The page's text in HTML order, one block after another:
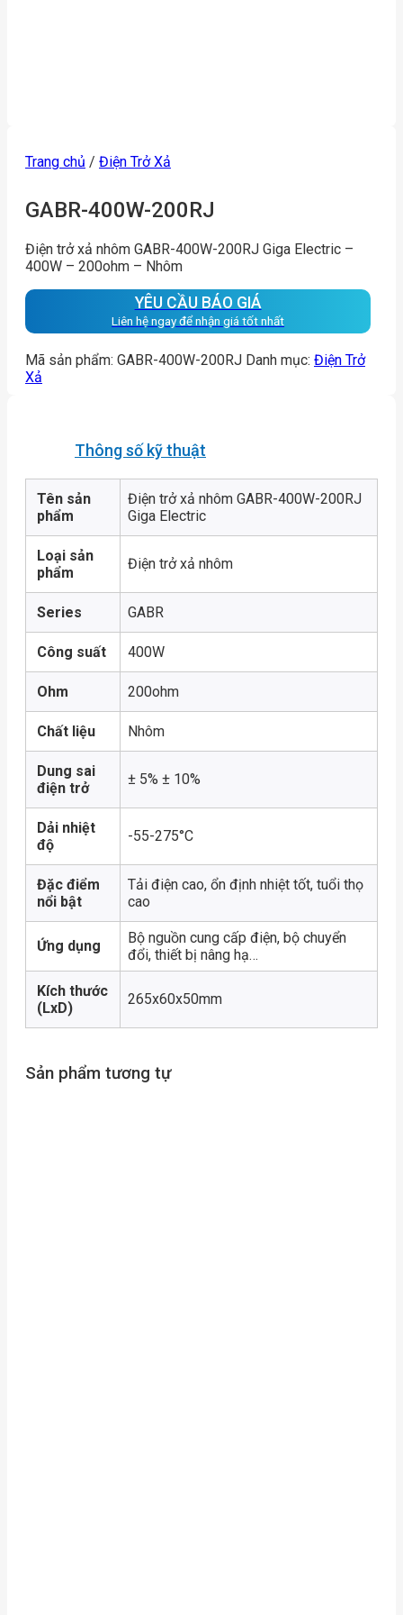
Trang chủ / Điện Trở Xả
GABR-400W-200RJ
Điện trở xả nhôm GABR-400W-200RJ Giga Electric –
400W – 200ohm – Nhôm
YÊU CẦU BÁO GIÁ
Liên hệ ngay để nhận giá tốt nhất
Mã sản phẩm: GABR-400W-200RJ Danh mục: Điện Trở
Xả
Thông số kỹ thuật
Tên sản
phẩm
Điện trở xả nhôm GABR-400W-200RJ
Giga Electric
Loại sản
phẩm
Điện trở xả nhôm
Series GABR
Công suất 400W
Ohm 200ohm
Chất liệu Nhôm
Dung sai
điện trở
± 5% ± 10%
Dải nhiệt
độ
-55-275°C
Đặc điểm
nổi bật
Tải điện cao, ổn định nhiệt tốt, tuổi thọ
cao
Ứng dụng
Bộ nguồn cung cấp điện, bộ chuyển
đổi, thiết bị nâng hạ…
Kích thước
(LxD)
265x60x50mm
Sản phẩm tương tự